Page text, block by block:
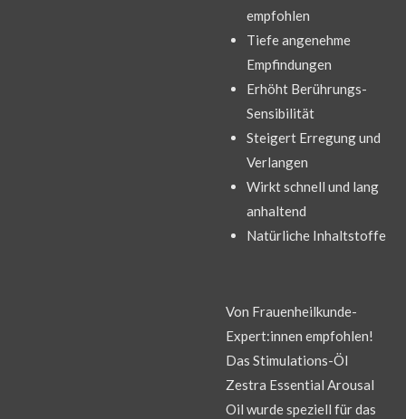
empfohlen
Tiefe angenehme
Empfindungen
Erhöht Berührungs-
Sensibilität
Steigert Erregung und
Verlangen
Wirkt schnell und lang
anhaltend
Natürliche Inhaltstoffe
Von Frauenheilkunde-
Expert:innen empfohlen!
Das Stimulations-Öl
Zestra Essential Arousal
Oil wurde speziell für das